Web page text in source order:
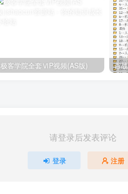
极客学院全套ⅥP视频(AS版)
请登录后发表评论
登录 注册